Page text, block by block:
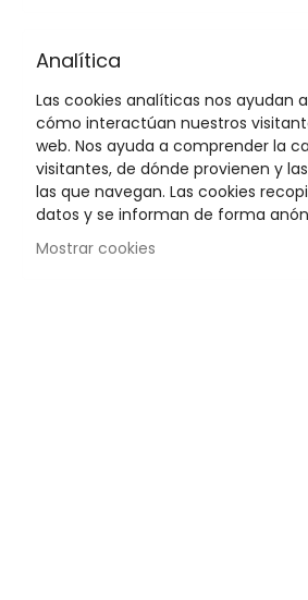
Analítica
Las cookies analíticas nos ayudan
cómo interactúan nuestros
web. Nos ayuda a comprender la
visitantes, de dónde provienen y
las que navegan. Las cookies
datos y se informan de forma
Mostrar cookies